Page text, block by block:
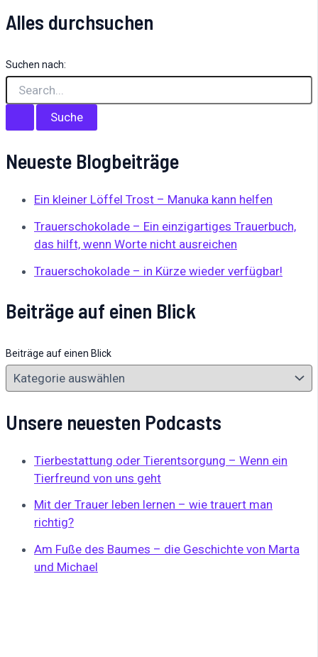
Alles durchsuchen
Suchen nach:
Neueste Blogbeiträge
Ein kleiner Löffel Trost – Manuka kann helfen
Trauerschokolade – Ein einzigartiges Trauerbuch,
das hilft, wenn Worte nicht ausreichen
Trauerschokolade – in Kürze wieder verfügbar!
Beiträge auf einen Blick
Beiträge auf einen Blick
Unsere neuesten Podcasts
Tierbestattung oder Tierentsorgung – Wenn ein
Tierfreund von uns geht
Mit der Trauer leben lernen – wie trauert man
richtig?
Am Fuße des Baumes – die Geschichte von Marta
und Michael